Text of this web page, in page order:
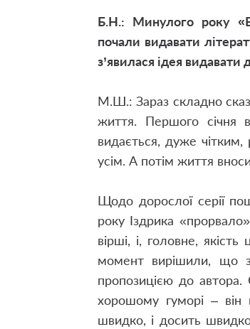
Б.Н.: Минулого року
почали видавати
з’явилася ідея видавати
М.Ш.: Зараз складно
життя. Першого січня
видається, дуже
усім. А потім життя
Щодо дорослої серії
року Іздрика
вірші, і, головне,
момент вирішили, що
пропозицією до
хорошому гуморі – він
швидко, і досить